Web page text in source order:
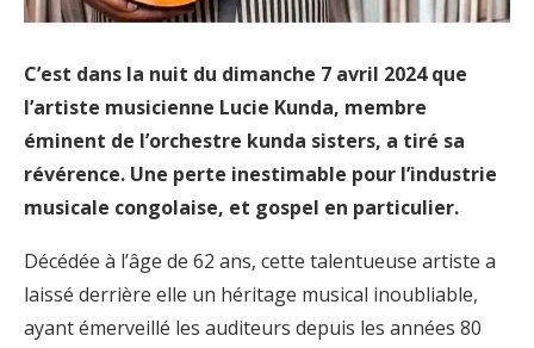
C’est dans la nuit du dimanche 7 avril 2024 que
l’artiste musicienne Lucie Kunda, membre
éminent de l’orchestre kunda sisters, a tiré sa
révérence. Une perte inestimable pour l’industrie
musicale congolaise, et gospel en particulier.
Décédée à l’âge de 62 ans, cette talentueuse artiste a
laissé derrière elle un héritage musical inoubliable,
ayant émerveillé les auditeurs depuis les années 80